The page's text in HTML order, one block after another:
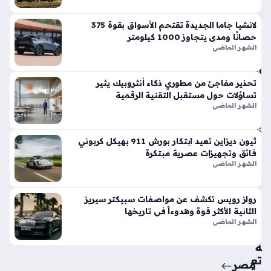
الأ
وا
الح
الي
ة
5
أيام
حق
ق
من
ة
تع
لانشيا جاما الجديدة تقتحم الأسواق بقوة 375
حصانًا ومدى يتجاوز 1000 كيلومتر
الشهر الماضي
تحذير مفاجئ من مطوري ذكاء أنثروبيك يثير
تساؤلات حول مستقبل التقنية الرقمية
الشهر الماضي
ثيون ديزاين تعيد ابتكار بورش 911 بهيكل كربوني
فائق وتجهيزات عصرية مبتكرة
الشهر الماضي
رولز رويس تكشف عن مواصفات سبيكتر سيريز
الثانية الأكثر قوة وهدوءاً في تاريخها
الشهر الماضي
مصر